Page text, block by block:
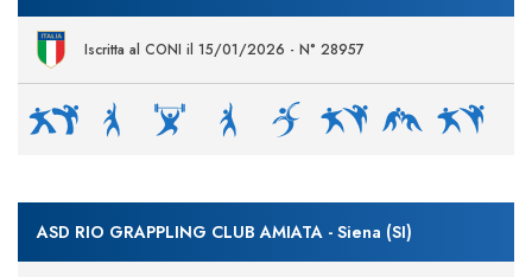
Iscritta al CONI il 15/01/2026 - N° 28957
ASD RIO GRAPPLING CLUB AMIATA - Siena (SI)